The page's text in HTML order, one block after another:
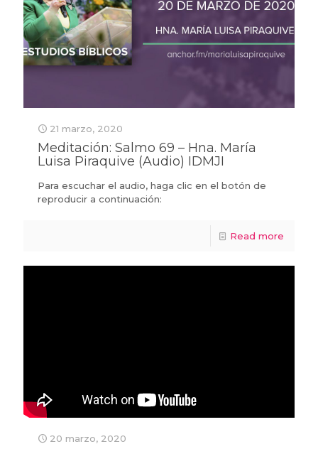
21 marzo, 2020
Meditación: Salmo 69 – Hna. María
Luisa Piraquive (Audio) IDMJI
Para escuchar el audio, haga clic en el botón de
reproducir a continuación:
Read more
20 marzo, 2020